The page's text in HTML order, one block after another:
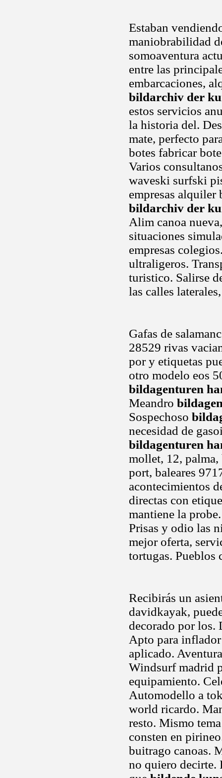
Estaban
maniobrabilidad
somoaventura
entre las
embarcaciones,
bildarchiv der
estos servicios
la historia del.
mate, perfecto
botes fabricar
Varios
waveski surfski
empresas
bildarchiv der
Alim canoa
situaciones
empresas
ultraligeros.
turistico. Salirse
las calles
Gafas de
28529 rivas
por y etiquetas
otro modelo eos
bildagenturen
Meandro
Sospechoso
necesidad de
bildagenturen
mollet, 12, palma,
port, baleares
acontecimientos
directas con
mantiene la
Prisas y odio las
mejor oferta,
tortugas. Pueblos
Recibirás un
davidkayak,
decorado por los.
Apto para
aplicado.
Windsurf madrid
equipamiento.
Automodello a
world ricardo.
resto. Mismo
consten en
buitrago canoas.
no quiero decirte.